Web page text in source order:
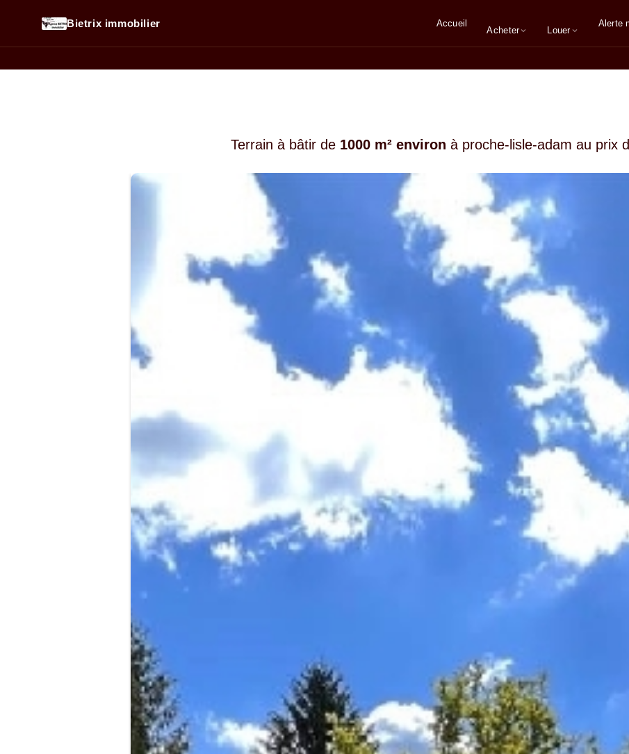
Bietrix immobilier Accueil
Acheter Louer
Alerte
Terrain à bâtir de 1000 m² environ à proche-lisle-adam au prix